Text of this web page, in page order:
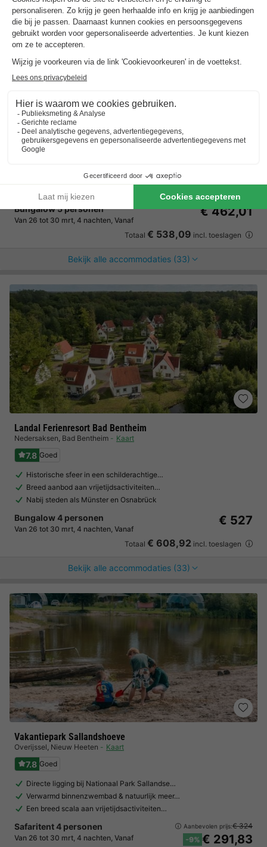
TopParken Bospark Ede
Gelderland,Ede Kaart
7.8 Goed
Directe ligging op de Veluwe
Bungalow 5 personen
Van 26 tot 30 mrt, 4 nachten, Vanaf
€ 462,01
Totaal € 538,09 incl. toeslagen
Bekijk alle accommodaties (33)
Landal Ferienresort Bad Bentheim
Nedersaksen, Bad Bentheim Kaart
7.8 Goed
Historische sfeer in een schilderachtige…
Breed aanbod aan vrijetijdsactiviteiten…
Nabij steden als Münster en Osnabrück
Bungalow 4 personen
Van 26 tot 30 mrt, 4 nachten, Vanaf
€ 527
Totaal € 608,92 incl. toeslagen
Bekijk alle accommodaties (33)
Vakantiepark Sallandshoeve
Overijssel, Nieuw Heeten Kaart
7.8 Goed
Directe ligging bij Nationaal Park Sallandse…
Verwarmd binnenzwembad & natuurlijk meer…
Een breed scala aan vrijetijdsactiviteiten…
Safaritent 4 personen
Van 26 tot 30 mrt, 4 nachten, Vanaf
Aanbevolen prijs:€ 324
-9% € 291,83